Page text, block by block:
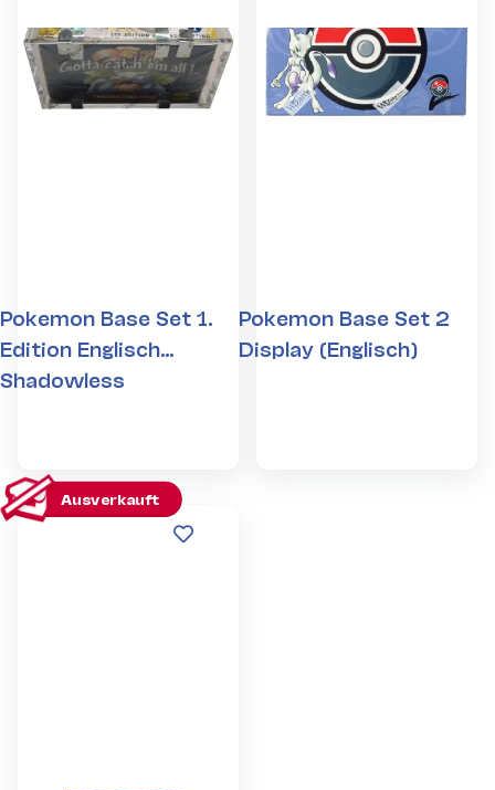
Pokemon Base Set 1.
Edition Englisch
Shadowless
470.000,00 €*
Pokemon Base Set 2
Display (Englisch)
Ausverkauft